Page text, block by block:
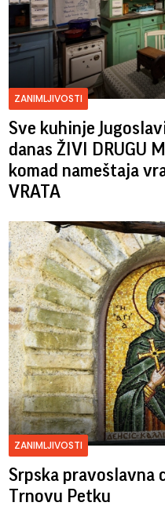
ZANIMLJIVOSTI
Sve kuhinje
danas ŽIVI DRUGU
komad nameštaja
VRATA
ZANIMLJIVOSTI
Srpska pravoslavna
Trnovu Petku